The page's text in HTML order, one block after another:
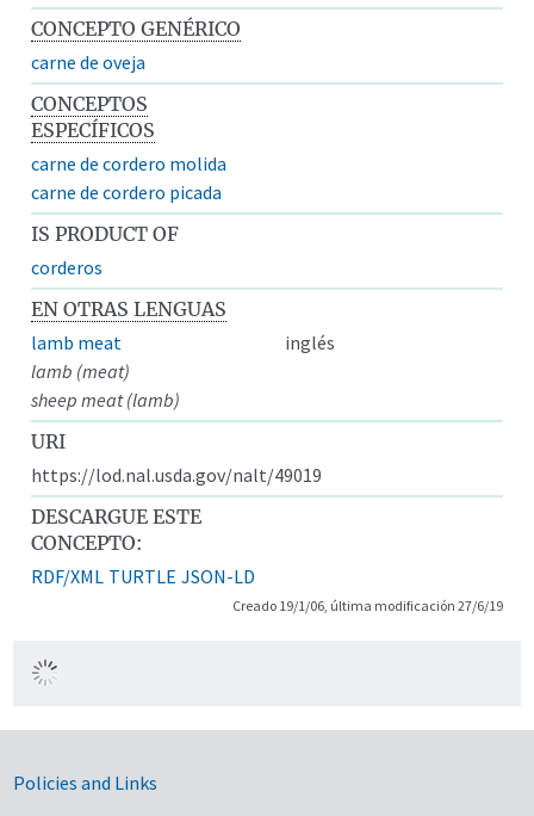
CONCEPTO GENÉRICO
carne de oveja
CONCEPTOS
ESPECÍFICOS
carne de cordero molida
carne de cordero picada
IS PRODUCT OF
corderos
EN OTRAS LENGUAS
lamb meat
inglés
lamb (meat)
sheep meat (lamb)
URI
https://lod.nal.usda.gov/nalt/49019
DESCARGUE ESTE
CONCEPTO:
RDF/XML TURTLE JSON-LD
Creado 19/1/06, última modificación 27/6/19
Government Links
Policies and Links